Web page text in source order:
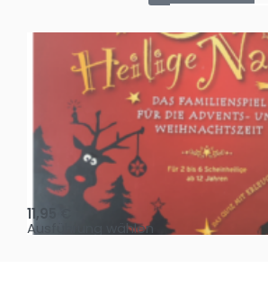
Oh, heilige Nacht!
11,95
Ausführung wählen